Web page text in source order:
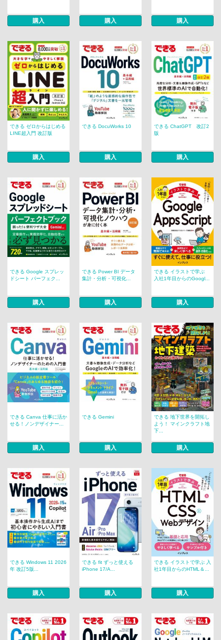
購入 購入 購入
できる ゼロからはじめる
LINE超入門 改訂版
購入
できる DocuWorks 10
購入
できる ChatGPT 改訂2
版
購入
できる Google スプレッ
ドシート パーフェク...
購入
できる Power BI データ
集計・分析・可視化...
購入
できる イラストで学ぶ
入社1年目からのGoogl...
購入
できる Canva 仕事に活か
せる！ノンデザイナー...
購入
できる Gemini
購入
できる 地下世界を開拓し
よう！ マインクラフト地
下...
購入
できる Windows 11 2026
年 改訂5版...
購入
できる fit ずっと使える
iPhone 17/A...
購入
できる イラストで学ぶ 入
社1年目からのHTML＆...
購入